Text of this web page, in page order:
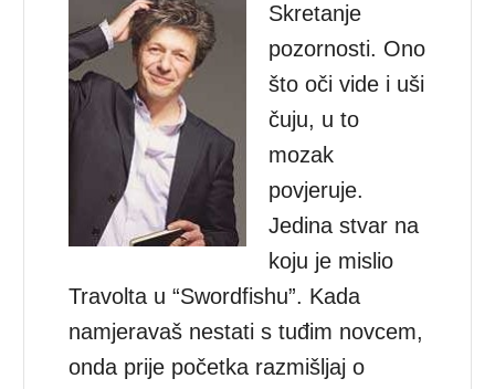
Skretanje
pozornosti. Ono
što oči vide i uši
čuju, u to
mozak
povjeruje.
Jedina stvar na
koju je mislio
Travolta u “Swordfishu”. Kada
namjeravaš nestati s tuđim novcem,
onda prije početka razmišljaj o